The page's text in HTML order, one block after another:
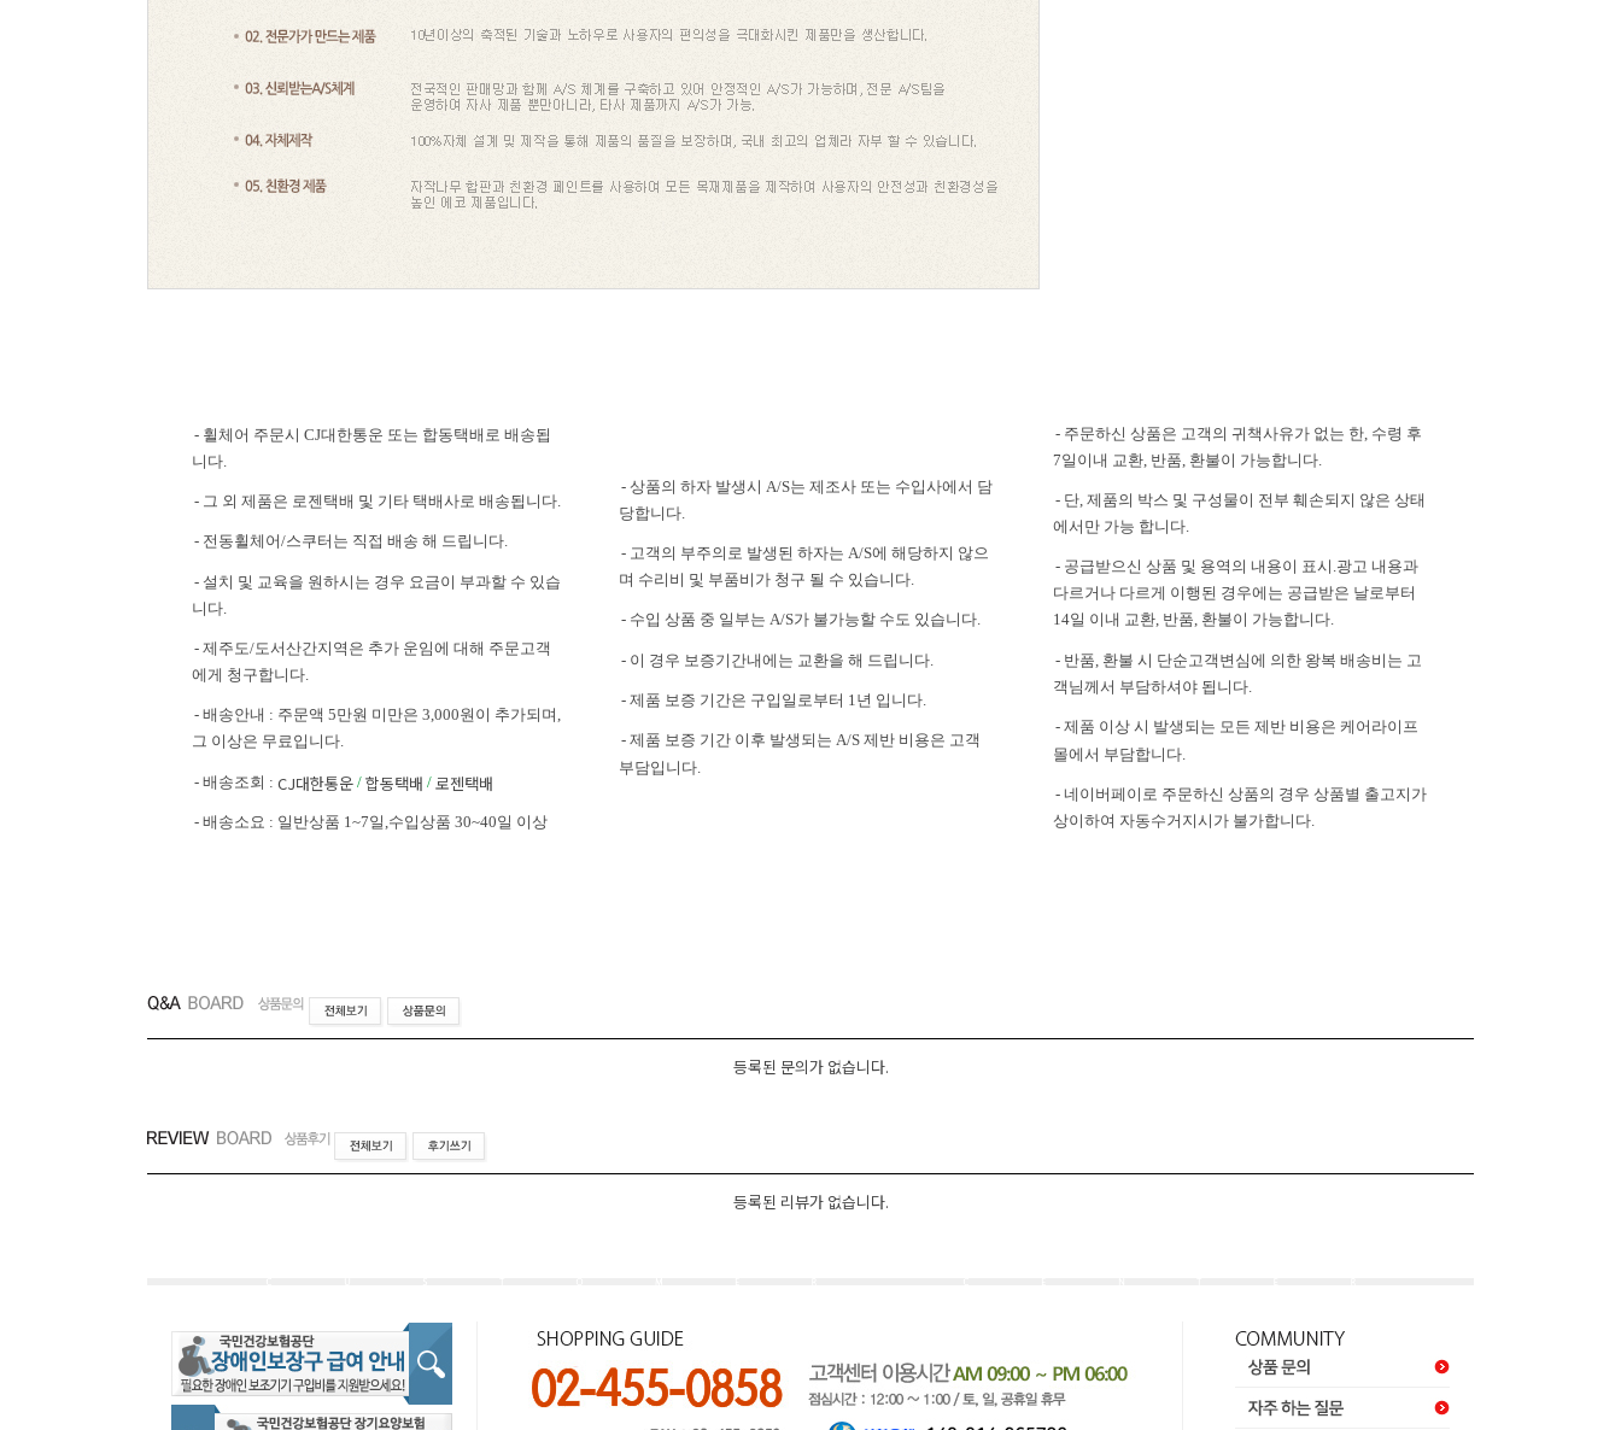
- 휠체어 주문시 CJ대한통운 또는 합동택배로 배송됩
니다.
- 그 외 제품은 로젠택배 및 기타 택배사로 배송됩니다.
- 전동휠체어/스쿠터는 직접 배송 해 드립니다.
- 설치 및 교육을 원하시는 경우 요금이 부과할 수 있습
니다.
- 제주도/도서산간지역은 추가 운임에 대해 주문고객
에게 청구합니다.
- 배송안내 : 주문액 5만원 미만은 3,000원이 추가되며,
그 이상은 무료입니다.
- 배송조회 : CJ대한통운 / 합동택배 / 로젠택배
- 배송소요 : 일반상품 1~7일,수입상품 30~40일 이상
- 상품의 하자 발생시 A/S는 제조사 또는 수입사에서 담
당합니다.
- 고객의 부주의로 발생된 하자는 A/S에 해당하지 않으
며 수리비 및 부품비가 청구 될 수 있습니다.
- 수입 상품 중 일부는 A/S가 불가능할 수도 있습니다.
- 이 경우 보증기간내에는 교환을 해 드립니다.
- 제품 보증 기간은 구입일로부터 1년 입니다.
- 제품 보증 기간 이후 발생되는 A/S 제반 비용은 고객
부담입니다.
- 주문하신 상품은 고객의 귀책사유가 없는 한, 수령 후
7일이내 교환, 반품, 환불이 가능합니다.
- 단, 제품의 박스 및 구성물이 전부 훼손되지 않은 상태
에서만 가능 합니다.
- 공급받으신 상품 및 용역의 내용이 표시.광고 내용과
다르거나 다르게 이행된 경우에는 공급받은 날로부터
14일 이내 교환, 반품, 환불이 가능합니다.
- 반품, 환불 시 단순고객변심에 의한 왕복 배송비는 고
객님께서 부담하셔야 됩니다.
- 제품 이상 시 발생되는 모든 제반 비용은 케어라이프
몰에서 부담합니다.
- 네이버페이로 주문하신 상품의 경우 상품별 출고지가
상이하여 자동수거지시가 불가합니다.
등록된 문의가 없습니다.
등록된 리뷰가 없습니다.